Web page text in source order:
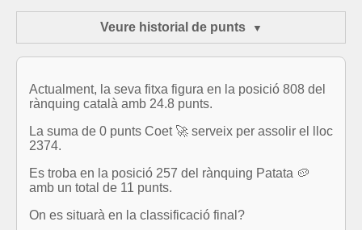
Veure historial de punts
Actualment, la seva fitxa figura en la posició 808 del
rànquing català amb 24.8 punts.
La suma de 0 punts Coet 🚀 serveix per assolir el lloc
2374.
Es troba en la posició 257 del rànquing Patata 🥔
amb un total de 11 punts.
On es situarà en la classificació final?